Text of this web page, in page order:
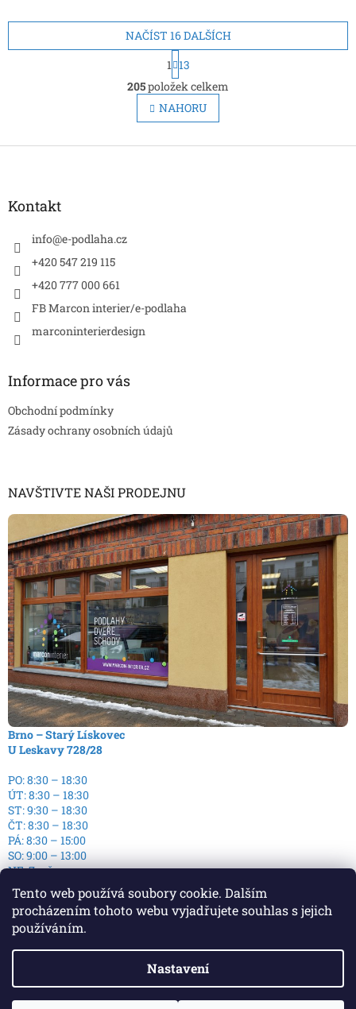
Tento web používá soubory cookie. Dalším
procházením tohoto webu vyjadřujete souhlas s jejich
používáním.
Nastavení
Snadná instalace, možnost
Snadná instalace, možnost
vedení kabelů
O
v
l
á
p
NAČÍST 16 DALŠÍCH
S
t
r
á
n
k
v
1
13
205položek celkem
NAHORU
Kontakt
info@e-podlaha.cz
+420 547 219 115
+420 777 000 661
FB Marcon interier/e-podlaha
marconinterierdesign
Informace pro vás
Obchodní podmínky
Zásady ochrany osobních údajů
NAVŠTIVTE NAŠI PRODEJNU
Brno – Starý Lískovec
U Leskavy 728/28
PO: 8:30 – 18:30
ÚT: 8:30 – 18:30
ST: 9:30 – 18:30
ČT: 8:30 – 18:30
PÁ: 8:30 – 15:00
SO: 9:00 – 13:00
NE: Zavřeno
Vytvořil Shoptet
Copyright 2026E-Podlaha - E-shop s podlahami. Všechna